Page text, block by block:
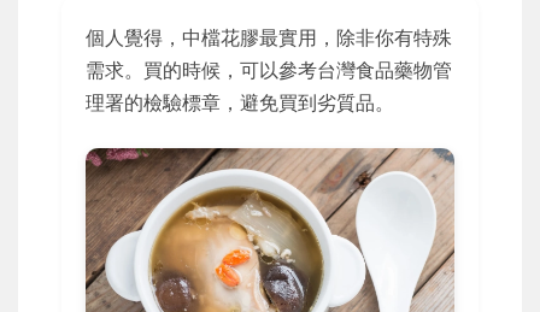
個人覺得，中檔花膠最實用，除非你有特殊
需求。買的時候，可以參考台灣食品藥物管
理署的檢驗標章，避免買到劣質品。